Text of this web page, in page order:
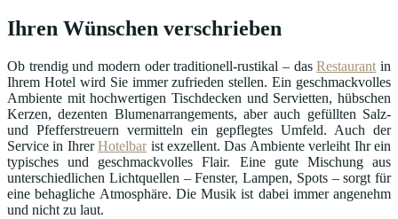
Ihren Wünschen verschrieben
Ob trendig und modern oder traditionell-rustikal – dasRestaurant in
Ihrem Hotel wird Sie immer zufrieden stellen. Ein geschmackvolles
Ambiente mit hochwertigen Tischdecken und Servietten, hübschen
Kerzen, dezenten Blumenarrangements, aber auch gefüllten Salz-
und Pfefferstreuern vermitteln ein gepflegtes Umfeld. Auch der
Service in IhrerHotelbarist exzellent. Das Ambiente verleiht Ihr ein
typisches und geschmackvolles Flair. Eine gute Mischung aus
unterschiedlichen Lichtquellen – Fenster, Lampen, Spots – sorgt für
eine behagliche Atmosphäre. Die Musik ist dabei immer angenehm
und nicht zu laut.